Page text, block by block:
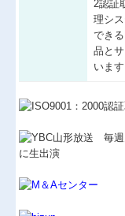
2認証
理シ
でき
品と
います